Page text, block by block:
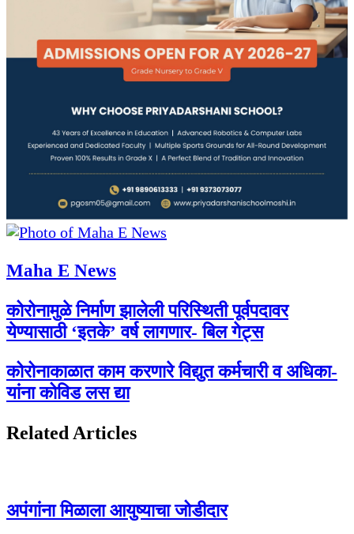
Maha E News
कोरोनामुळे निर्माण झालेली परिस्थिती पूर्वपदावर
येण्यासाठी ‘इतके’ वर्ष लागणार- बिल गेट्स
कोरोनाकाळात काम करणारे विद्युत कर्मचारी व अधिका-
यांना कोविड लस द्या
Related Articles
अपंगांना मिळाला आयुष्याचा जोडीदार